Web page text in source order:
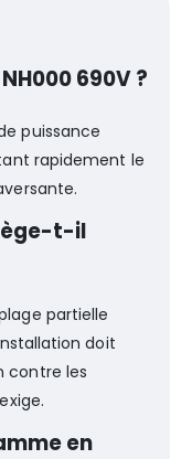
690V ?
puissance
rapidement le
t-il
partielle
doit
contre les
en